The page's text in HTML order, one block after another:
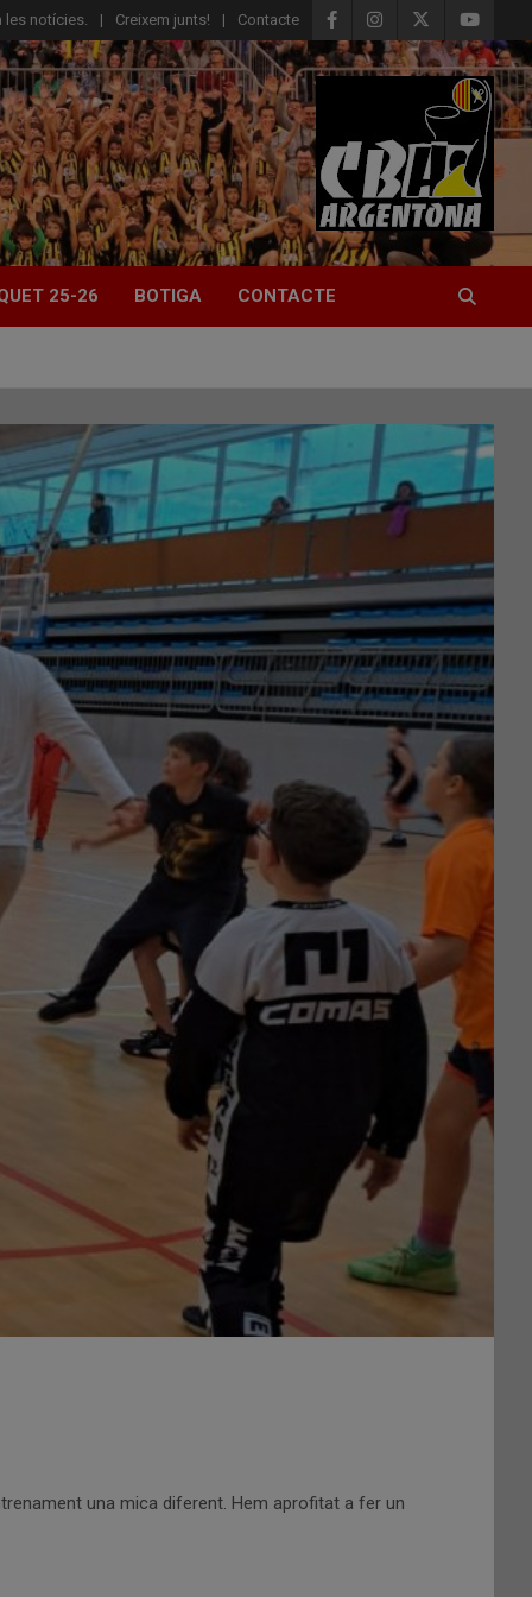
les notícies. Creixem junts! Contacte
25-26 BOTIGA CONTACTE
una mica diferent. Hem aprofitat a fer un